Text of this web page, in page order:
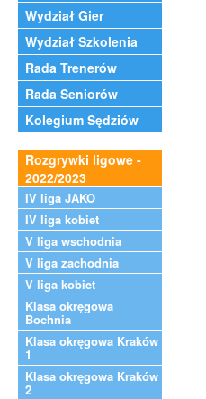
Wydział Gier
Wydział Szkolenia
Rada Trenerów
Rada Seniorów
Kolegium Sędziów
Rozgrywki ligowe -
2022/2023
IV liga JAKO
IV liga kobiet
V liga wschodnia
V liga zachodnia
V liga kobiet
Klasa okręgowa
Bochnia
Klasa okręgowa Kraków
1
Klasa okręgowa Kraków
2